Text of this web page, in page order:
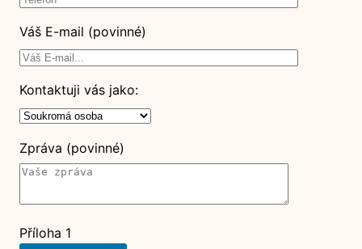
Váš E-mail (povinné)
Kontaktuji vás jako:
Zpráva (povinné)
Příloha 1